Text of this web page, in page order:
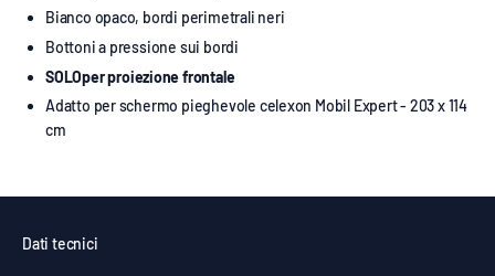
Bianco opaco, bordi perimetrali neri
Bottoni a pressione sui bordi
SOLOperproiezione frontale
Adatto per schermo pieghevole celexon Mobil Expert - 203 x 114
cm
Dati tecnici